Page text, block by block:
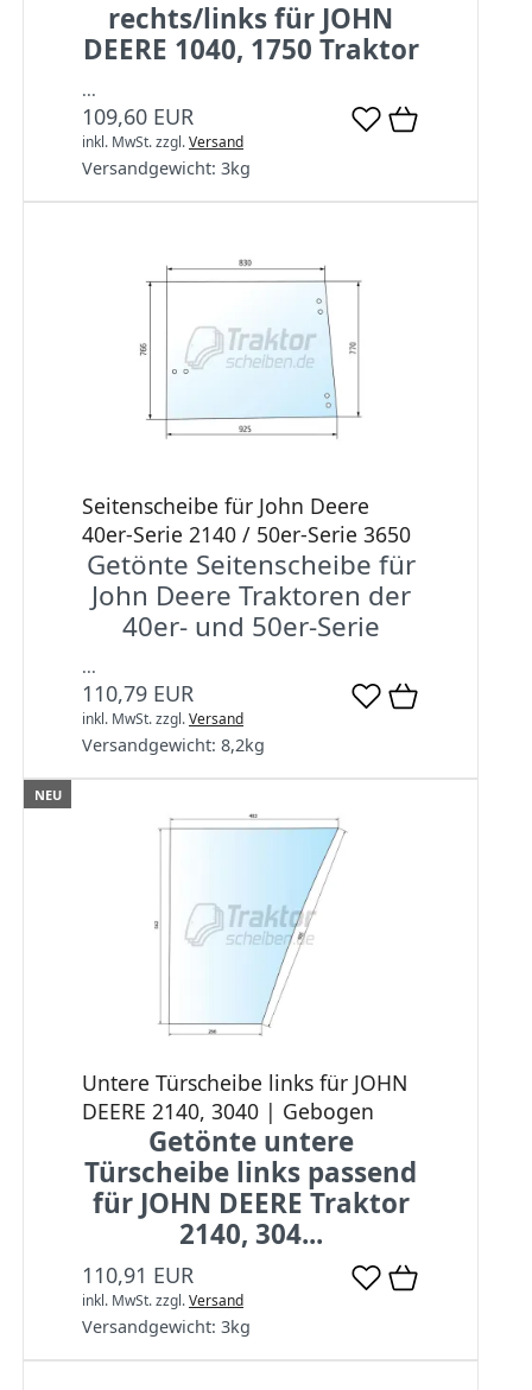
rechts/links für JOHN
DEERE 1040, 1750 Traktor
...
109,60 EUR
inkl. MwSt.zzgl.Versand
Versandgewicht: 3kg
Seitenscheibe für John Deere
40er-Serie 2140 / 50er-Serie 3650
Getönte Seitenscheibe für
John Deere Traktoren der
40er- und 50er-Serie
...
110,79 EUR
inkl. MwSt.zzgl.Versand
Versandgewicht: 8,2kg
NEU
Untere Türscheibe links für JOHN
DEERE 2140, 3040 | Gebogen
Getönte untere
Türscheibe links passend
für JOHN DEERE Traktor
2140, 304...
110,91 EUR
inkl. MwSt.zzgl.Versand
Versandgewicht: 3kg